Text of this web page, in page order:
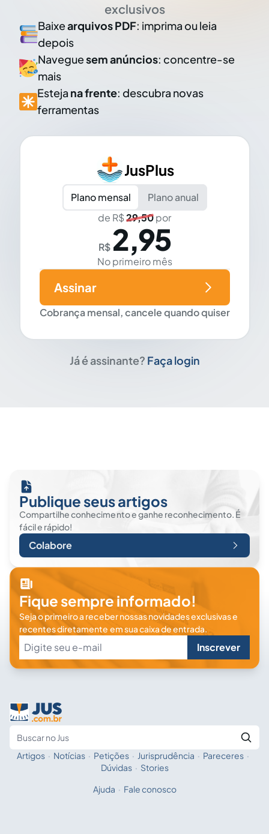
exclusivos
Baixearquivos PDF: imprima ou leia
depois
Naveguesem anúncios: concentre-se
mais
Esteja na frente: descubra novas
ferramentas
JusPlus
Plano mensal
Plano anual
de R$29,50por
R$ 2,95
No primeiro mês
Cobrança mensal, cancele quando quiser
Assinar
Já é assinante? Faça login
Publique seus artigos
Compartilhe conhecimento e ganhe reconhecimento. É
fácil e rápido!
Colabore
Fique sempre informado!
Seja o primeiro a receber nossas novidades exclusivas e
recentes diretamente em sua caixa de entrada.
Inscrever
Fale com a IA
Artigos · Notícias · Petições · Jurisprudência · Pareceres ·
Dúvidas · Stories
Ajuda · Fale conosco